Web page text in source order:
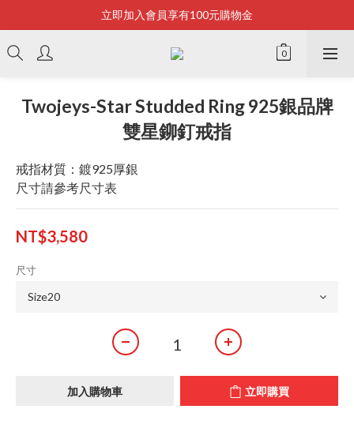
Bonjour~
立即加入會員享有100元購物金
全店滿2500即享免運
Twojeys-Star Studded Ring 925銀品牌
雙星鉚釘戒指⁠
戒指材質：鍍925厚銀
尺寸請參考尺寸表
NT$3,580
尺寸
加入購物車 立即購買